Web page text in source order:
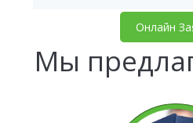
Онлайн
Мы